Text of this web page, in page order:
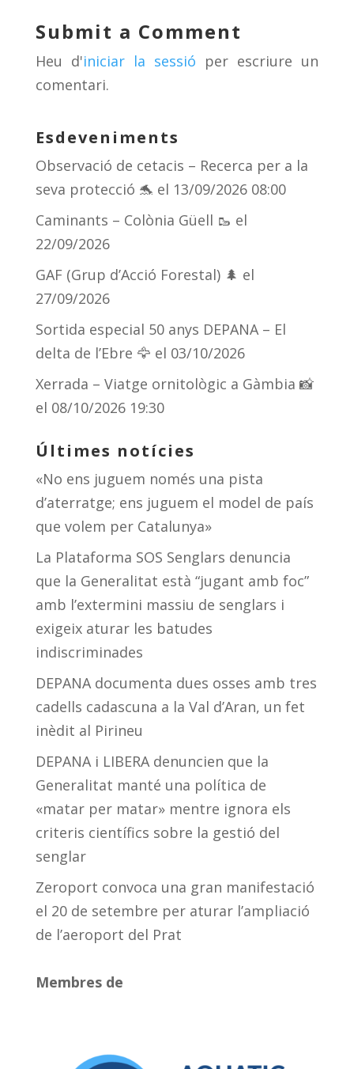
y d
s
a
m
ar
te
ix
Submit a Comment
Heu d'iniciar la sessió per escriure un
comentari.
Esdeveniments
Observació de cetacis – Recerca per a la
seva protecció 🐬 el 13/09/2026 08:00
Caminants – Colònia Güell 🥾 el
22/09/2026
GAF (Grup d’Acció Forestal) 🌲 el
27/09/2026
Sortida especial 50 anys DEPANA – El
delta de l’Ebre 🦅 el 03/10/2026
Xerrada – Viatge ornitològic a Gàmbia 📸
el 08/10/2026 19:30
Últimes notícies
«No ens juguem només una pista
d’aterratge; ens juguem el model de país
que volem per Catalunya»
La Plataforma SOS Senglars denuncia
que la Generalitat està “jugant amb foc”
amb l’extermini massiu de senglars i
exigeix aturar les batudes
indiscriminades
DEPANA documenta dues osses amb tres
cadells cadascuna a la Val d’Aran, un fet
inèdit al Pirineu
DEPANA i LIBERA denuncien que la
Generalitat manté una política de
«matar per matar» mentre ignora els
criteris científics sobre la gestió del
senglar
Zeroport convoca una gran manifestació
el 20 de setembre per aturar l’ampliació
de l’aeroport del Prat
Membres de